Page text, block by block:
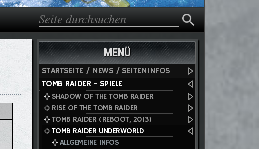
Suchformular
Suche
MENÜ
STARTSEITE / NEWS / SEITENINFOS
TOMB RAIDER - SPIELE
SHADOW OF THE TOMB RAIDER
RISE OF THE TOMB RAIDER
TOMB RAIDER (REBOOT, 2013)
TOMB RAIDER UNDERWORLD
ALLGEMEINE INFOS